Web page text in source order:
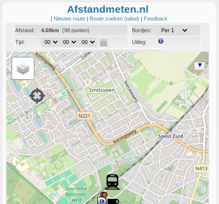
Afstandmeten.nl
| Nieuwe route | Route zoeken (tabel) | Feedback
Afstand:
4.69km (98 punten)
Tijd:
Bordjes:
Uitleg:
Coord:
Info:Link naar deze route